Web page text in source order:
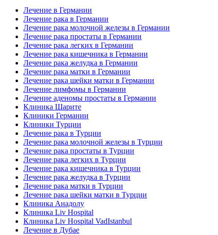
Лечение в Германии
Лечение рака в Германии
Лечение рака молочной железы в Германии
Лечение рака простаты в Германии
Лечение рака легких в Германии
Лечение рака кишечника в Германии
Лечение рака желудка в Германии
Лечение рака матки в Германии
Лечение рака шейки матки в Германии
Лечение лимфомы в Германии
Лечение аденомы простаты в Германии
Клиника Шарите
Клиники Германии
Клиники Турции
Лечение рака в Турции
Лечение рака молочной железы в Турции
Лечение рака простаты в Турции
Лечение рака легких в Турции
Лечение рака кишечника в Турции
Лечение рака желудка в Турции
Лечение рака матки в Турции
Лечение рака шейки матки в Турции
Клиника Анадолу
Клиника Liv Hospital
Клиника Liv Hospital VadIstanbul
Лечение в Дубае